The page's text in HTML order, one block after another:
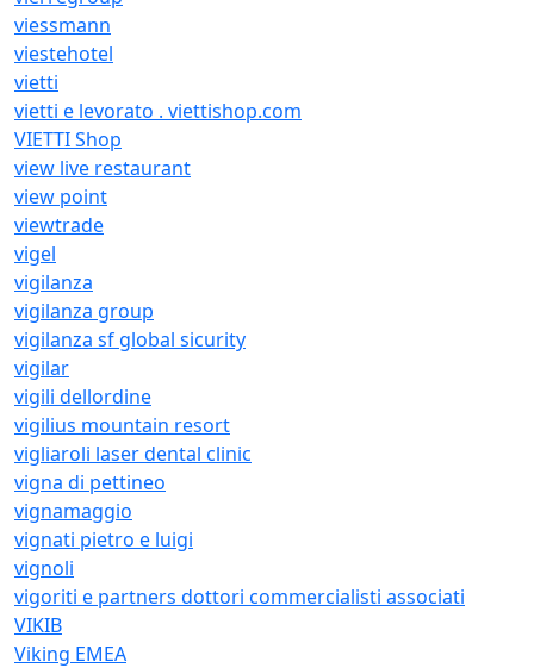
viessmann
viestehotel
vietti
vietti e levorato . viettishop.com
VIETTI Shop
view live restaurant
view point
viewtrade
vigel
vigilanza
vigilanza group
vigilanza sf global sicurity
vigilar
vigili dellordine
vigilius mountain resort
vigliaroli laser dental clinic
vigna di pettineo
vignamaggio
vignati pietro e luigi
vignoli
vigoriti e partners dottori commercialisti associati
VIKIB
Viking EMEA